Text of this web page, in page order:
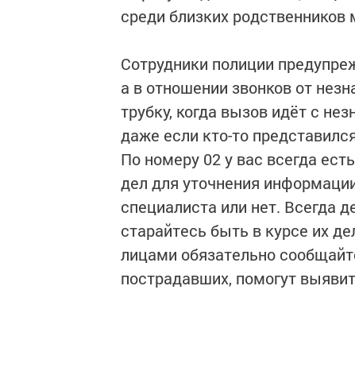
среди близких родственников
Сотрудники полиции
а в отношении звонков от
трубку, когда вызов идёт с
даже если кто-то
По номеру 02 у вас всегда
дел для уточнения
специалиста или нет. Всегда
старайтесь быть в курсе их
лицами обязательно
пострадавших, помогут